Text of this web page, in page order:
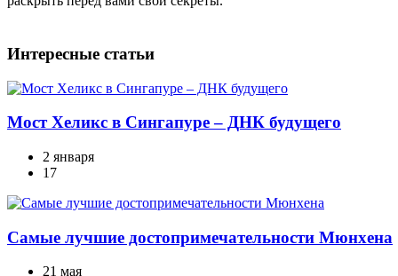
Интересные статьи
Мост Хеликс в Сингапуре – ДНК будущего
2 января
17
Самые лучшие достопримечательности Мюнхена
21 мая